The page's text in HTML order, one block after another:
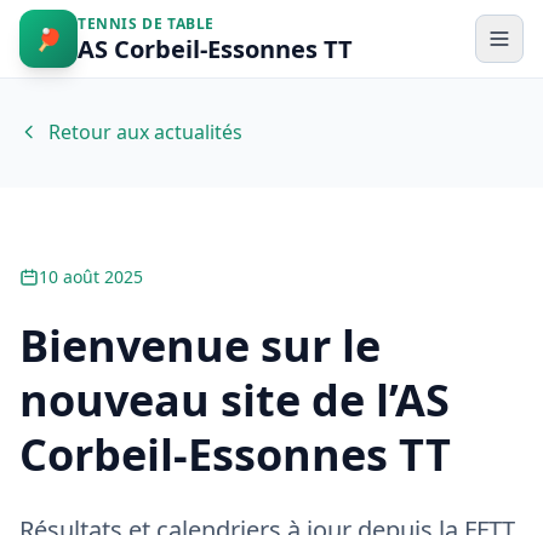
🏓
TENNIS DE TABLE
AS Corbeil-Essonnes TT
AS Corbeil-Essonnes Tennis de Table
Retour aux actualités
10 août 2025
Bienvenue sur le
nouveau site de l’AS
Corbeil-Essonnes TT